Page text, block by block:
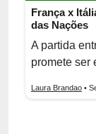
França x
das Nações
A partida
promete ser
Laura Brandao •